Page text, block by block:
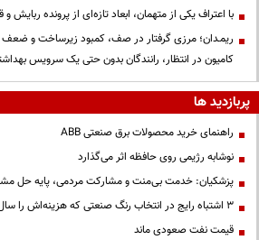
با اعتراف یکی از متهمان، ابعاد تازه‌ای از پرونده
کامیون در انتظار، رانندگان بدون حتی یک سرویس
پربازدید ها
راهنمای خرید محصولات برق صنعتی ABB
نوشابه رژیمی روی حافظه اثر می‌گذارد
پزشکیان: خدمت بی‌منت و مشارکت مردمی، پایه حل
3 اشتباه رایج در انتخاب رنگ صنعتی که هزینه‌اش را سال‌ها می‌پردازید...
قیمت نفت صعودی ماند